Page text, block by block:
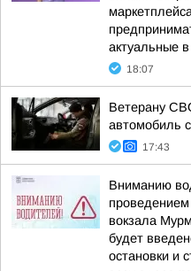
актуальные
18:07
Ветерану
автомобиль
17:43
Вниманию
проведением
вокзала
будет
остановки и